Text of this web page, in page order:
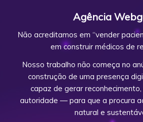
Agência
Não acreditamos em “vender
em construir médicos de
Nosso trabalho não começa no
construção de uma presença
capaz de gerar
autoridade — para que a procura
natural e